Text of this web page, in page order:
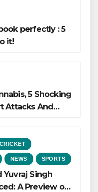
perfectly : 5
it!
5 Shocking
Attacks And
CRICKET
NEWS SPORTS
Singh
A Preview of